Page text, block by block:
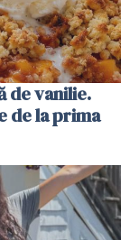
de vanilie.
de la prima